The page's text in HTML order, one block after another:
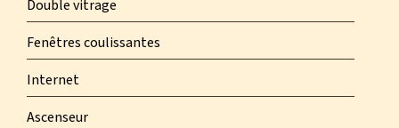
Double vitrage
Fenêtres coulissantes
Internet
Ascenseur